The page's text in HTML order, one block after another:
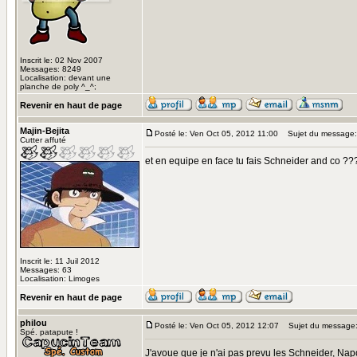
Inscrit le: 02 Nov 2007
Messages: 8249
Localisation: devant une
planche de poly ^_^;
Revenir en haut de page
Majin-Bejita
Cutter affuté
Inscrit le: 11 Juil 2012
Messages: 63
Localisation: Limoges
Posté le: Ven Oct 05, 2012 11:00 Sujet du message:
et en equipe en face tu fais Schneider and co
Revenir en haut de page
philou
Spé. patapute !
Posté le: Ven Oct 05, 2012 12:07 Sujet du message:
J'avoue que je n'ai pas prevu les Schneider,